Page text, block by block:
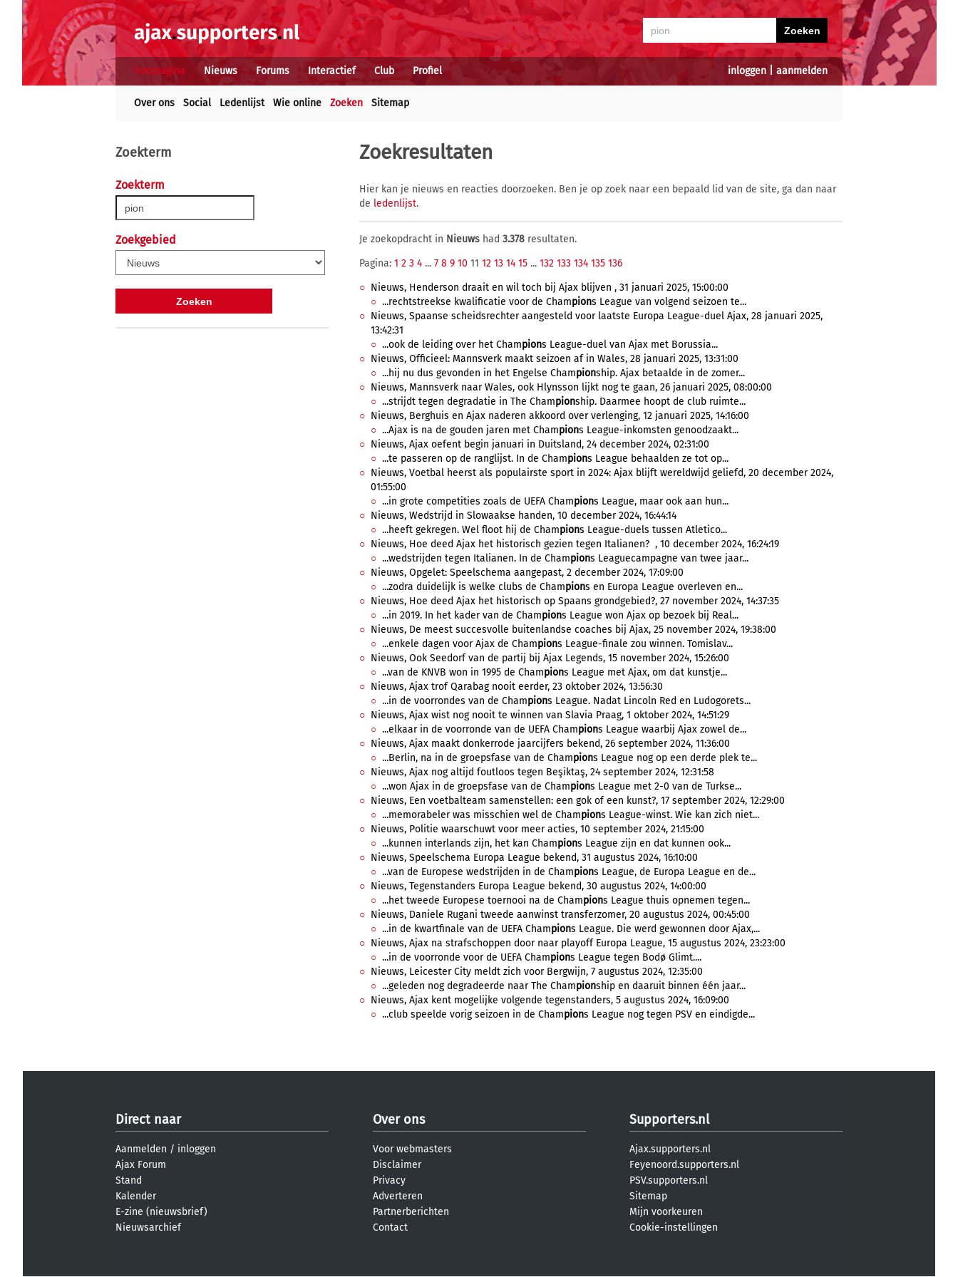
inloggen aanmelden
Voorpagina Nieuws Forums Interactief Club Profiel
Over ons Social Ledenlijst Wie online Zoeken Sitemap
Zoekterm
Zoekterm
Zoekgebied
Zoekresultaten
Hier kan je nieuws en reacties doorzoeken. Ben je op zoek naar een bepaald lid van de site, ga dan naar
de ledenlijst.
Je zoekopdracht in Nieuws had 3.378 resultaten.
Pagina: 1 2 3 4 ... 7 8 9 10 11 12 13 14 15 ... 132 133 134 135 136
Nieuws, Henderson draait en wil toch bij Ajax blijven , 31 januari 2025, 15:00:00
...rechtstreekse kwalificatie voor de Champions League van volgend seizoen te...
Nieuws, Spaanse scheidsrechter aangesteld voor laatste Europa League-duel Ajax, 28 januari 2025,
13:42:31
...ook de leiding over het Champions League-duel van Ajax met Borussia...
Nieuws, Officieel: Mannsverk maakt seizoen af in Wales, 28 januari 2025, 13:31:00
...hij nu dus gevonden in het Engelse Championship. Ajax betaalde in de zomer...
Nieuws, Mannsverk naar Wales, ook Hlynsson lijkt nog te gaan, 26 januari 2025, 08:00:00
...strijdt tegen degradatie in The Championship. Daarmee hoopt de club ruimte...
Nieuws, Berghuis en Ajax naderen akkoord over verlenging, 12 januari 2025, 14:16:00
...Ajax is na de gouden jaren met Champions League-inkomsten genoodzaakt...
Nieuws, Ajax oefent begin januari in Duitsland, 24 december 2024, 02:31:00
...te passeren op de ranglijst. In de Champions League behaalden ze tot op...
Nieuws, Voetbal heerst als populairste sport in 2024: Ajax blijft wereldwijd geliefd, 20 december 2024,
01:55:00
...in grote competities zoals de UEFA Champions League, maar ook aan hun...
Nieuws, Wedstrijd in Slowaakse handen, 10 december 2024, 16:44:14
...heeft gekregen. Wel floot hij de Champions League-duels tussen Atletico...
Nieuws, Hoe deed Ajax het historisch gezien tegen Italianen? , 10 december 2024, 16:24:19
...wedstrijden tegen Italianen. In de Champions Leaguecampagne van twee jaar...
Nieuws, Opgelet: Speelschema aangepast, 2 december 2024, 17:09:00
...zodra duidelijk is welke clubs de Champions en Europa League overleven en...
Nieuws, Hoe deed Ajax het historisch op Spaans grondgebied?, 27 november 2024, 14:37:35
...in 2019. In het kader van de Champions League won Ajax op bezoek bij Real...
Nieuws, De meest succesvolle buitenlandse coaches bij Ajax, 25 november 2024, 19:38:00
...enkele dagen voor Ajax de Champions League-finale zou winnen. Tomislav...
Nieuws, Ook Seedorf van de partij bij Ajax Legends, 15 november 2024, 15:26:00
...van de KNVB won in 1995 de Champions League met Ajax, om dat kunstje...
Nieuws, Ajax trof Qarabag nooit eerder, 23 oktober 2024, 13:56:30
...in de voorrondes van de Champions League. Nadat Lincoln Red en Ludogorets...
Nieuws, Ajax wist nog nooit te winnen van Slavia Praag, 1 oktober 2024, 14:51:29
...elkaar in de voorronde van de UEFA Champions League waarbij Ajax zowel de...
Nieuws, Ajax maakt donkerrode jaarcijfers bekend, 26 september 2024, 11:36:00
...Berlin, na in de groepsfase van de Champions League nog op een derde plek te...
Nieuws, Ajax nog altijd foutloos tegen Beşiktaş, 24 september 2024, 12:31:58
...won Ajax in de groepsfase van de Champions League met 2-0 van de Turkse...
Nieuws, Een voetbalteam samenstellen: een gok of een kunst?, 17 september 2024, 12:29:00
...memorabeler was misschien wel de Champions League-winst. Wie kan zich niet...
Nieuws, Politie waarschuwt voor meer acties, 10 september 2024, 21:15:00
...kunnen interlands zijn, het kan Champions League zijn en dat kunnen ook...
Nieuws, Speelschema Europa League bekend, 31 augustus 2024, 16:10:00
...van de Europese wedstrijden in de Champions League, de Europa League en de...
Nieuws, Tegenstanders Europa League bekend, 30 augustus 2024, 14:00:00
...het tweede Europese toernooi na de Champions League thuis opnemen tegen...
Nieuws, Daniele Rugani tweede aanwinst transferzomer, 20 augustus 2024, 00:45:00
...in de kwartfinale van de UEFA Champions League. Die werd gewonnen door Ajax,...
Nieuws, Ajax na strafschoppen door naar playoff Europa League, 15 augustus 2024, 23:23:00
...in de voorronde voor de UEFA Champions League tegen Bodø Glimt....
Nieuws, Leicester City meldt zich voor Bergwijn, 7 augustus 2024, 12:35:00
...geleden nog degradeerde naar The Championship en daaruit binnen één jaar...
Nieuws, Ajax kent mogelijke volgende tegenstanders, 5 augustus 2024, 16:09:00
...club speelde vorig seizoen in de Champions League nog tegen PSV en eindigde...
Direct naar
Aanmelden / inloggen
Ajax Forum
Stand
Kalender
E-zine (nieuwsbrief)
Nieuwsarchief
Over ons
Voor webmasters
Disclaimer
Privacy
Adverteren
Partnerberichten
Contact
Supporters.nl
Ajax.supporters.nl
Feyenoord.supporters.nl
PSV.supporters.nl
Sitemap
Mijn voorkeuren
Cookie-instellingen